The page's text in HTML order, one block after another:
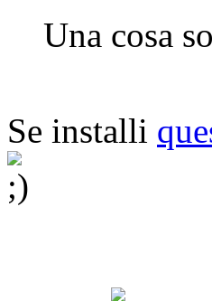
Una cosa
Se installi